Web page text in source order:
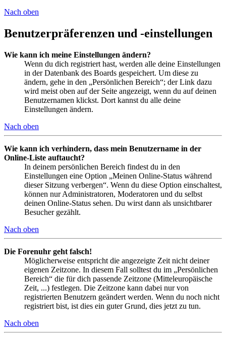
Nach oben
Benutzerpräferenzen und -einstellungen
Wie kann ich meine Einstellungen ändern?
Wenn du dich registriert hast, werden alle deine Einstellungen
in der Datenbank des Boards gespeichert. Um diese zu
ändern, gehe in den „Persönlichen Bereich“; der Link dazu
wird meist oben auf der Seite angezeigt, wenn du auf deinen
Benutzernamen klickst. Dort kannst du alle deine
Einstellungen ändern.
Nach oben
Wie kann ich verhindern, dass mein Benutzername in der
Online-Liste auftaucht?
In deinem persönlichen Bereich findest du in den
Einstellungen eine Option „Meinen Online-Status während
dieser Sitzung verbergen“. Wenn du diese Option einschaltest,
können nur Administratoren, Moderatoren und du selbst
deinen Online-Status sehen. Du wirst dann als unsichtbarer
Besucher gezählt.
Nach oben
Die Forenuhr geht falsch!
Möglicherweise entspricht die angezeigte Zeit nicht deiner
eigenen Zeitzone. In diesem Fall solltest du im „Persönlichen
Bereich“ die für dich passende Zeitzone (Mitteleuropäische
Zeit, ...) festlegen. Die Zeitzone kann dabei nur von
registrierten Benutzern geändert werden. Wenn du noch nicht
registriert bist, ist dies ein guter Grund, dies jetzt zu tun.
Nach oben